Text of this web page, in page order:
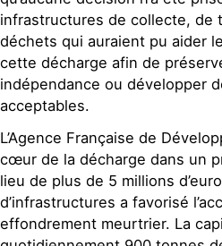
infrastructures de collecte, de
déchets qui auraient pu aider
cette décharge afin de
indépendance ou développer
acceptables.
L’Agence Française de
cœur de la décharge dans un
lieu de plus de 5 millions
d’infrastructures a favorisé
effondrement meurtrier. La